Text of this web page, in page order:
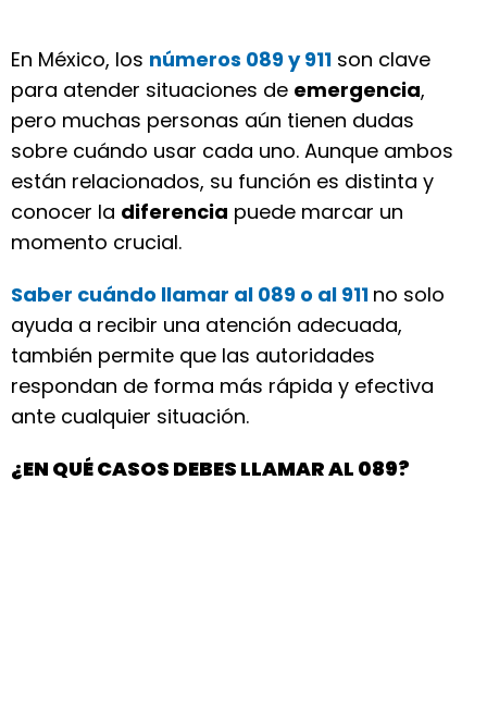
En México, los números 089 y 911 son clave
para atender situaciones de emergencia,
pero muchas personas aún tienen dudas
sobre cuándo usar cada uno. Aunque ambos
están relacionados, su función es distinta y
conocer la diferencia puede marcar un
momento crucial.
Saber cuándo llamar al 089 o al 911 no solo
ayuda a recibir una atención adecuada,
también permite que las autoridades
respondan de forma más rápida y efectiva
ante cualquier situación.
¿EN QUÉ CASOS DEBES LLAMAR AL 089?